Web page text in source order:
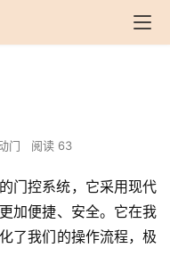
门 阅读 63
门控系统，它采用现代
加便捷、安全。它在我
了我们的操作流程，极